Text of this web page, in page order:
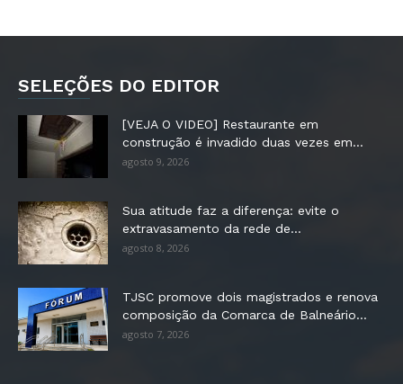
SELEÇÕES DO EDITOR
[VEJA O VIDEO] Restaurante em
construção é invadido duas vezes em...
agosto 9, 2026
Sua atitude faz a diferença: evite o
extravasamento da rede de...
agosto 8, 2026
TJSC promove dois magistrados e renova
composição da Comarca de Balneário...
agosto 7, 2026